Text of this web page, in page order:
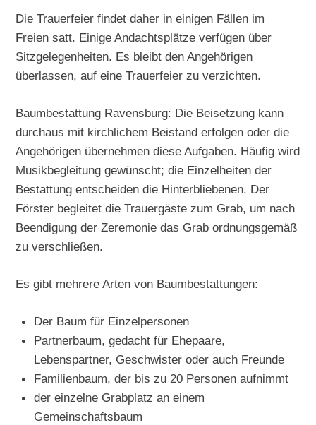
Die Trauerfeier findet daher in einigen Fällen im
Freien satt. Einige Andachtsplätze verfügen über
Sitzgelegenheiten. Es bleibt den Angehörigen
überlassen, auf eine Trauerfeier zu verzichten.
Baumbestattung Ravensburg: Die Beisetzung kann
durchaus mit kirchlichem Beistand erfolgen oder die
Angehörigen übernehmen diese Aufgaben. Häufig wird
Musikbegleitung gewünscht; die Einzelheiten der
Bestattung entscheiden die Hinterbliebenen. Der
Förster begleitet die Trauergäste zum Grab, um nach
Beendigung der Zeremonie das Grab ordnungsgemäß
zu verschließen.
Es gibt mehrere Arten von Baumbestattungen:
Der Baum für Einzelpersonen
Partnerbaum, gedacht für Ehepaare,
Lebenspartner, Geschwister oder auch Freunde
Familienbaum, der bis zu 20 Personen aufnimmt
der einzelne Grabplatz an einem
Gemeinschaftsbaum